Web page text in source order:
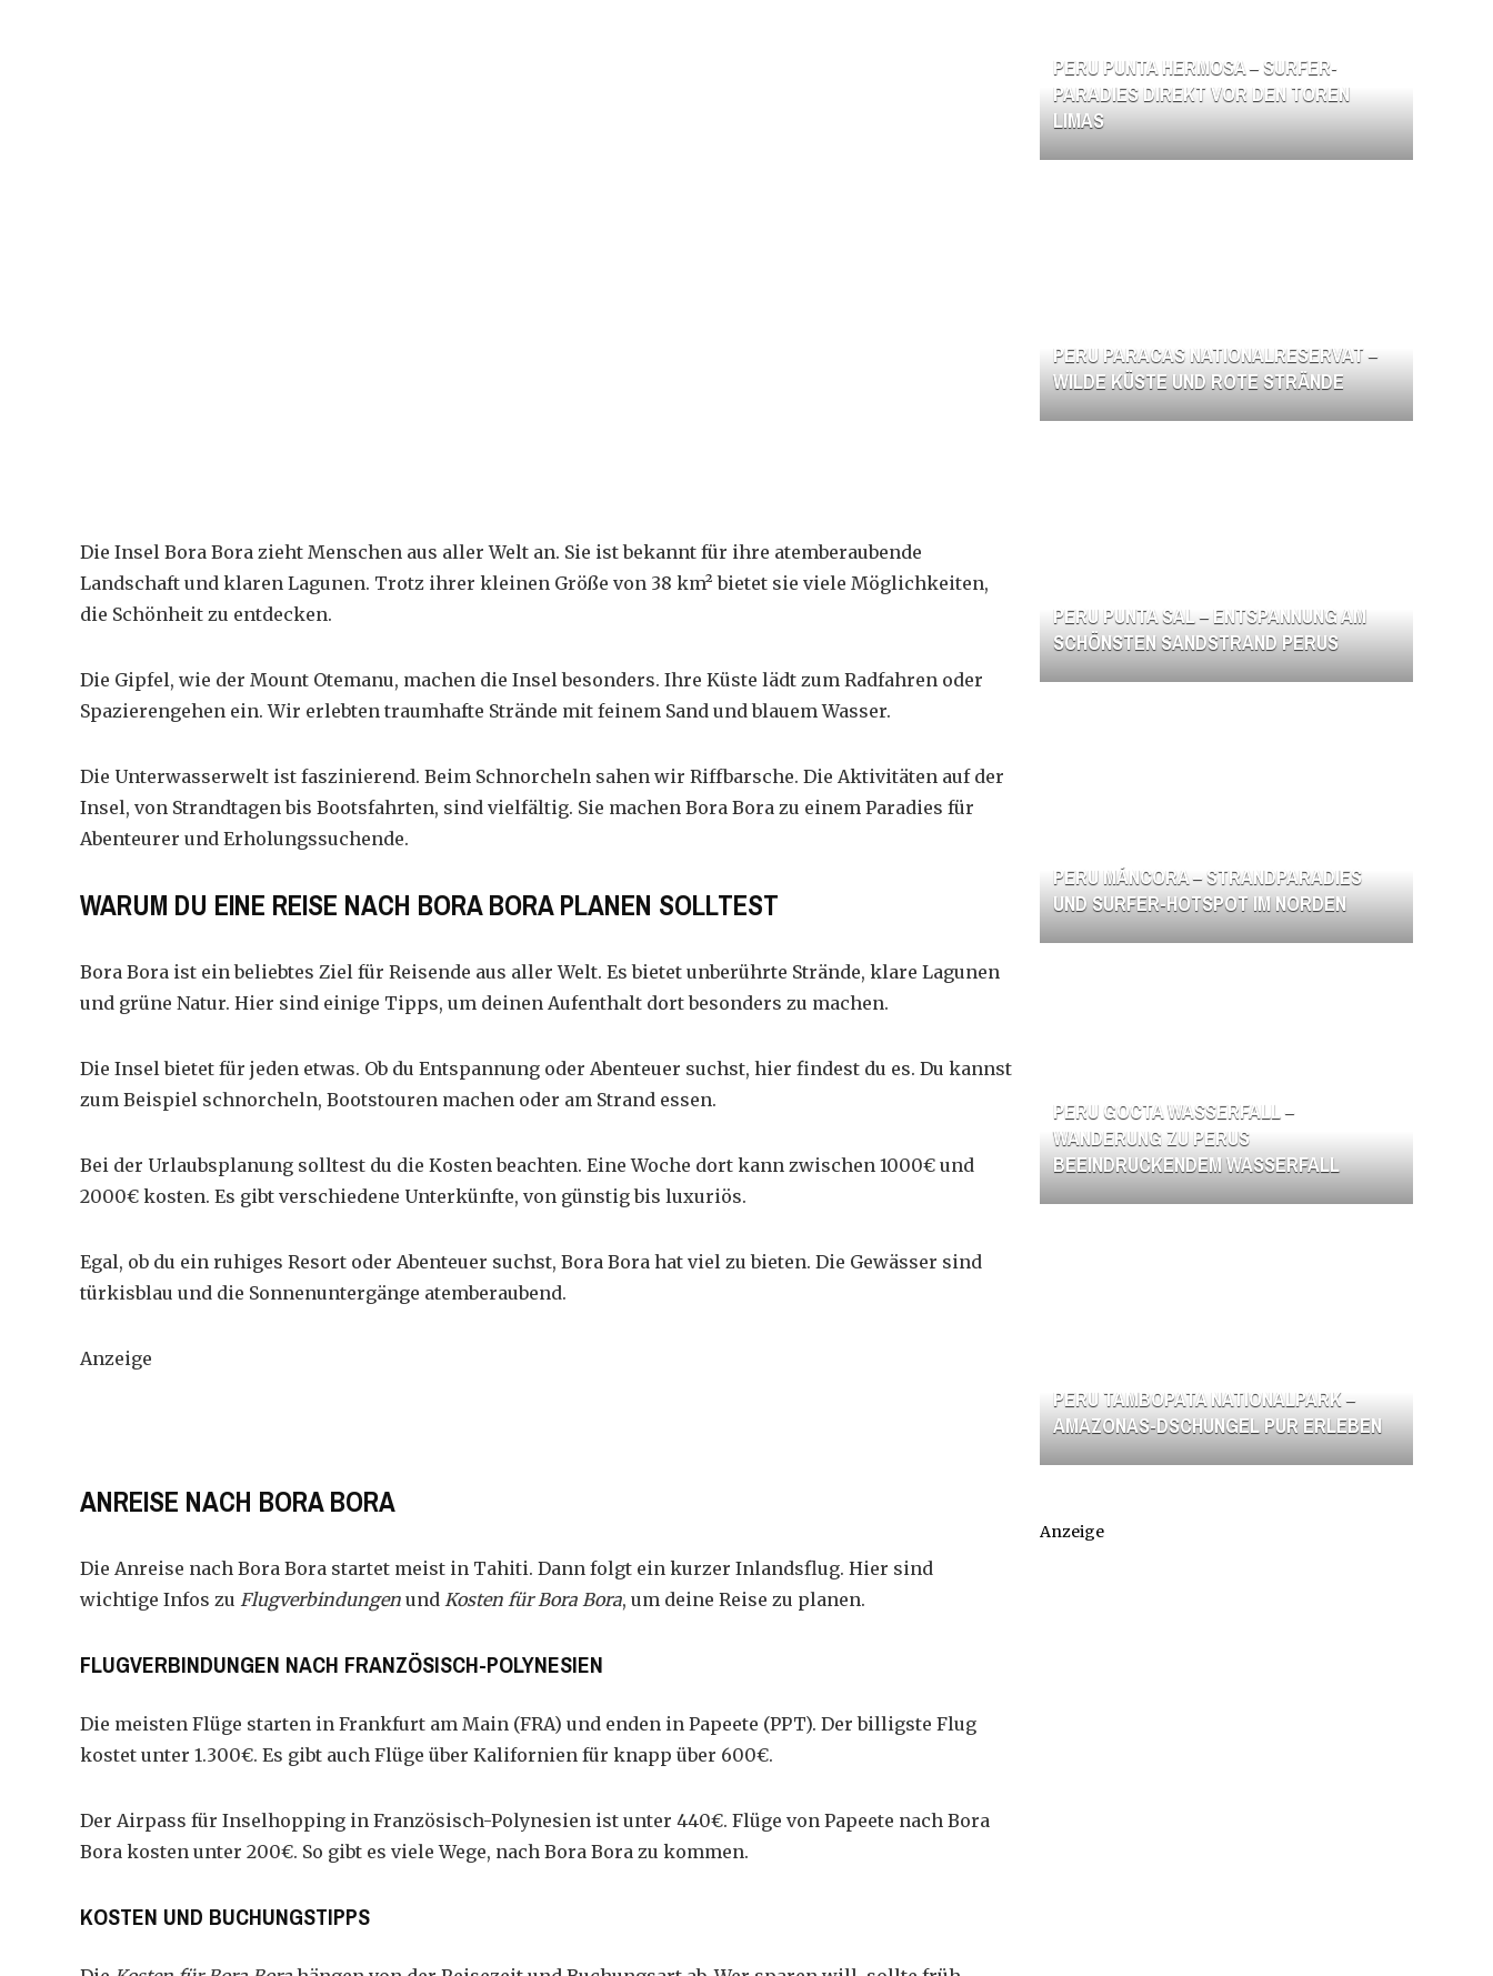
Die Insel Bora Bora zieht Menschen aus aller Welt an. Sie ist bekannt für ihre atemberaubende
Landschaft und klaren Lagunen. Trotz ihrer kleinen Größe von 38 km² bietet sie viele Möglichkeiten,
die Schönheit zu entdecken.
Die Gipfel, wie der Mount Otemanu, machen die Insel besonders. Ihre Küste lädt zum Radfahren oder
Spazierengehen ein. Wir erlebten traumhafte Strände mit feinem Sand und blauem Wasser.
Die Unterwasserwelt ist faszinierend. Beim Schnorcheln sahen wir Riffbarsche. Die Aktivitäten auf der
Insel, von Strandtagen bis Bootsfahrten, sind vielfältig. Sie machen Bora Bora zu einem Paradies für
Abenteurer und Erholungssuchende.
WARUM DU EINE REISE NACH BORA BORA PLANEN SOLLTEST
Bora Bora ist ein beliebtes Ziel für Reisende aus aller Welt. Es bietet unberührte Strände, klare Lagunen
und grüne Natur. Hier sind einige Tipps, um deinen Aufenthalt dort besonders zu machen.
Die Insel bietet für jeden etwas. Ob du Entspannung oder Abenteuer suchst, hier findest du es. Du kannst
zum Beispiel schnorcheln, Bootstouren machen oder am Strand essen.
Bei der Urlaubsplanung solltest du die Kostenbeachten. Eine Woche dort kann zwischen 1000€ und
2000€ kosten. Es gibt verschiedene Unterkünfte, von günstig bis luxuriös.
Egal, ob du ein ruhiges Resort oder Abenteuer suchst, Bora Bora hat viel zu bieten. Die Gewässer sind
türkisblau und die Sonnenuntergänge atemberaubend.
Anzeige
ANREISE NACH BORA BORA
Die Anreise nach Bora Bora startet meist in Tahiti. Dann folgt ein kurzer Inlandsflug. Hier sind
wichtige Infos zu Flugverbindungen und Kosten für Bora Bora, um deine Reise zu planen.
FLUGVERBINDUNGEN NACH FRANZÖSISCH-POLYNESIEN
Die meisten Flüge starten in Frankfurt am Main (FRA) und enden in Papeete (PPT). Der billigste Flug
kostet unter 1.300€. Es gibt auch Flüge über Kalifornien für knapp über 600€.
Der Airpass für Inselhopping in Französisch-Polynesien ist unter 440€. Flüge von Papeete nach Bora
Bora kosten unter 200€. So gibt es viele Wege, nach Bora Bora zu kommen.
KOSTEN UND BUCHUNGSTIPPS
PERU PUNTA HERMOSA – SURFER-
PARADIES DIREKT VOR DEN TOREN
LIMAS
PERU PARACAS NATIONALRESERVAT –
WILDE KÜSTE UND ROTE STRÄNDE
PERU PUNTA SAL – ENTSPANNUNG AM
SCHÖNSTEN SANDSTRAND PERUS
PERU MÁNCORA – STRANDPARADIES
UND SURFER-HOTSPOT IM NORDEN
PERU GOCTA WASSERFALL –
WANDERUNG ZU PERUS
BEEINDRUCKENDEM WASSERFALL
PERU TAMBOPATA NATIONALPARK –
AMAZONAS-DSCHUNGEL PUR ERLEBEN
Anzeige